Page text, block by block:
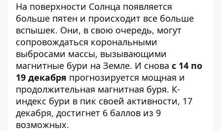
На поверхности Солнца появляется
больше пятен и происходит все больше
вспышек. Они, в свою очередь, могут
сопровождаться корональными
выбросами массы, вызывающими
магнитные бури на Земле. И снова с 14 по
19 декабря прогнозируется мощная и
продолжительная магнитная буря. К-
индекс бури в пик своей активности, 17
декабря, достигнет 6 баллов из 9
возможных.